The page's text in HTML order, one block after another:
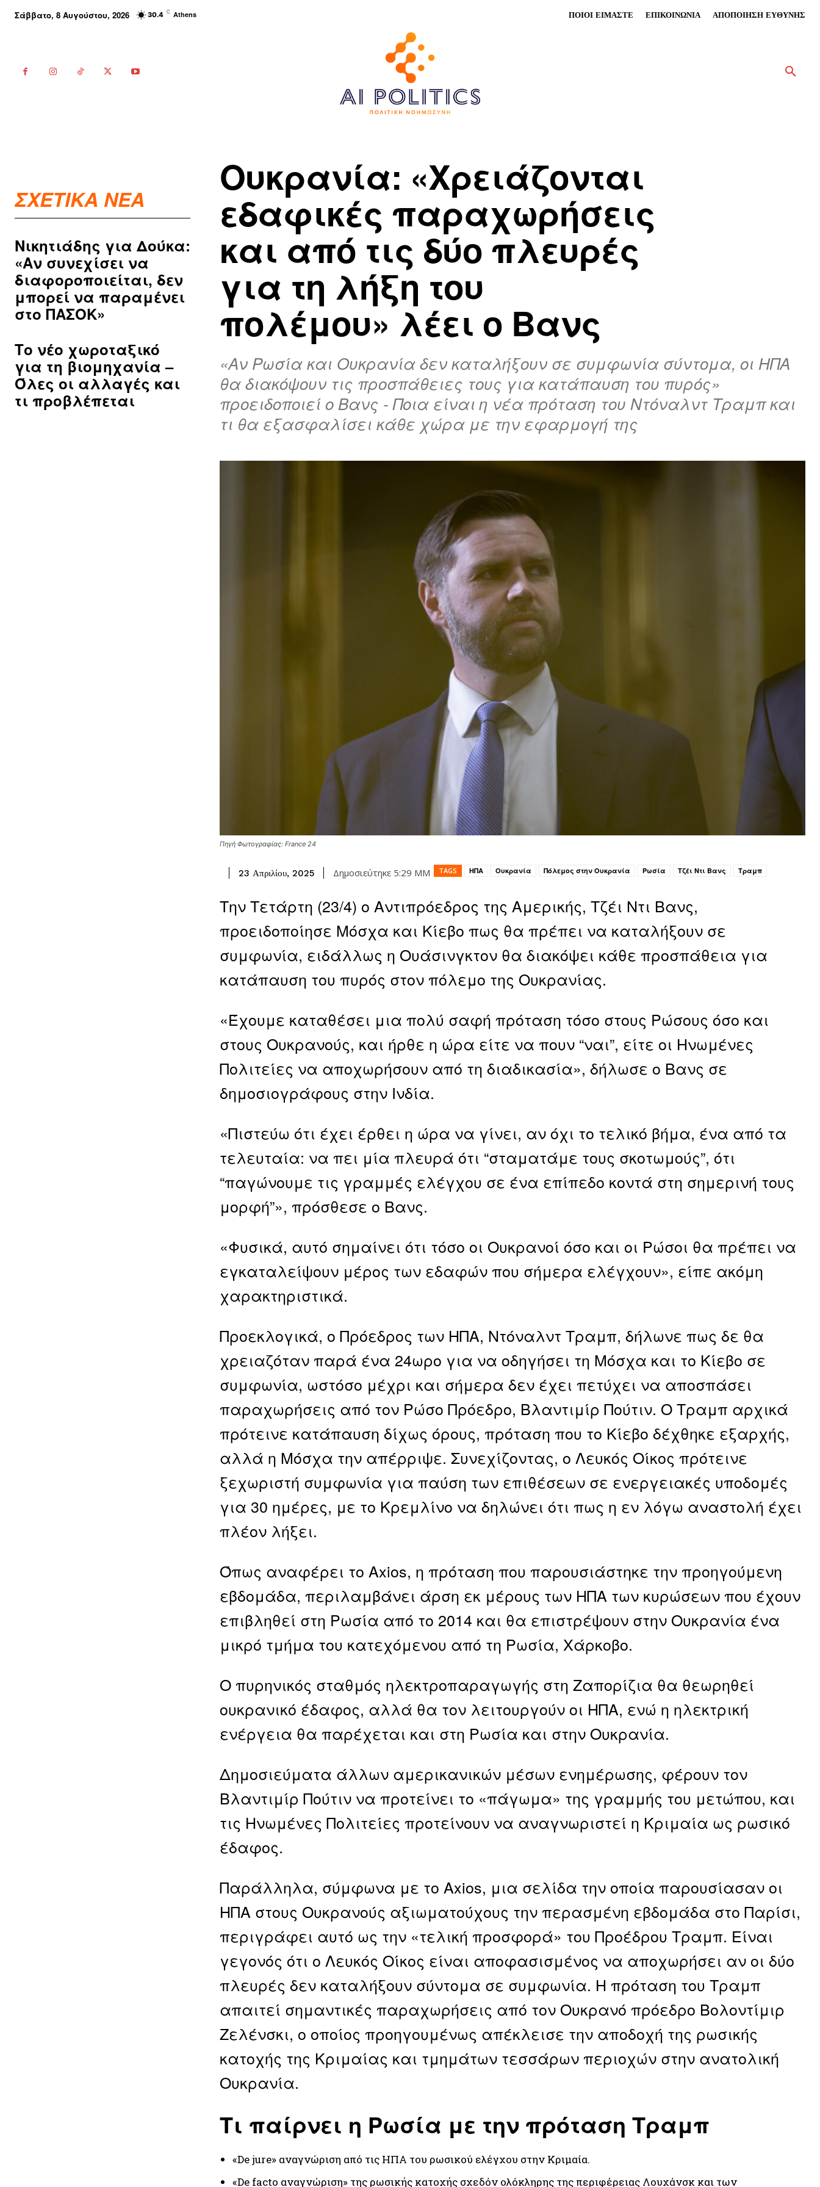
Σάββατο, 8 Αυγούστου, 2026 30.4 C Athens ΠΟΙΟΙ ΕΙΜΑΣΤΕ ΕΠΙΚΟΙΝΩΝΙΑ ΑΠΟΠΟΙΗΣΗ ΕΥΘΥΝΗΣ
ΣΧΕΤΙΚΑ ΝΕΑ
Νικητιάδης για Δούκα:
«Αν συνεχίσει να
διαφοροποιείται, δεν
μπορεί να παραμένει
στο ΠΑΣΟΚ»
Το νέο χωροταξικό
για τη βιομηχανία –
Όλες οι αλλαγές και
τι προβλέπεται
Ουκρανία: «Χρειάζονται
εδαφικές παραχωρήσεις
και από τις δύο πλευρές
για τη λήξη του
πολέμου» λέει ο Βανς
«Αν Ρωσία και Ουκρανία δεν καταλήξουν σε συμφωνία σύντομα, οι ΗΠΑ
θα διακόψουν τις προσπάθειες τους για κατάπαυση του πυρός»
προειδοποιεί ο Βανς - Ποια είναι η νέα πρόταση του Ντόναλντ Τραμπ και
τι θα εξασφαλίσει κάθε χώρα με την εφαρμογή της
Πηγή Φωτογραφίας: France 24
23 Απριλίου, 2025 Δημοσιεύτηκε 5:29 ΜΜ TAGS ΗΠΑ Ουκρανία Πόλεμος στην Ουκρανία Ρωσία Τζέι Ντι Βανς Τραμπ
Την Τετάρτη (23/4) ο Αντιπρόεδρος της Αμερικής, Τζέι Ντι Βανς,
προειδοποίησε Μόσχα και Κίεβο πως θα πρέπει να καταλήξουν σε
συμφωνία, ειδάλλως η Ουάσινγκτον θα διακόψει κάθε προσπάθεια για
κατάπαυση του πυρός στον πόλεμο της Ουκρανίας.
«Έχουμε καταθέσει μια πολύ σαφή πρόταση τόσο στους Ρώσους όσο και
στους Ουκρανούς, και ήρθε η ώρα είτε να πουν “ναι”, είτε οι Ηνωμένες
Πολιτείες να αποχωρήσουν από τη διαδικασία», δήλωσε ο Βανς σε
δημοσιογράφους στην Ινδία.
«Πιστεύω ότι έχει έρθει η ώρα να γίνει, αν όχι το τελικό βήμα, ένα από τα
τελευταία: να πει μία πλευρά ότι “σταματάμε τους σκοτωμούς”, ότι
“παγώνουμε τις γραμμές ελέγχου σε ένα επίπεδο κοντά στη σημερινή τους
μορφή”», πρόσθεσε ο Βανς.
«Φυσικά, αυτό σημαίνει ότι τόσο οι Ουκρανοί όσο και οι Ρώσοι θα πρέπει να
εγκαταλείψουν μέρος των εδαφών που σήμερα ελέγχουν», είπε ακόμη
χαρακτηριστικά.
Προεκλογικά, ο Πρόεδρος των ΗΠΑ, Ντόναλντ Τραμπ, δήλωνε πως δε θα
χρειαζόταν παρά ένα 24ωρο για να οδηγήσει τη Μόσχα και το Κίεβο σε
συμφωνία, ωστόσο μέχρι και σήμερα δεν έχει πετύχει να αποσπάσει
παραχωρήσεις από τον Ρώσο Πρόεδρο, Βλαντιμίρ Πούτιν. Ο Τραμπ αρχικά
πρότεινε κατάπαυση δίχως όρους, πρόταση που το Κίεβο δέχθηκε εξαρχής,
αλλά η Μόσχα την απέρριψε. Συνεχίζοντας, ο Λευκός Οίκος πρότεινε
ξεχωριστή συμφωνία για παύση των επιθέσεων σε ενεργειακές υποδομές
για 30 ημέρες, με το Κρεμλίνο να δηλώνει ότι πως η εν λόγω αναστολή έχει
πλέον λήξει.
Όπως αναφέρει το Axios, η πρόταση που παρουσιάστηκε την προηγούμενη
εβδομάδα, περιλαμβάνει άρση εκ μέρους των ΗΠΑ των κυρώσεων που έχουν
επιβληθεί στη Ρωσία από το 2014 και θα επιστρέψουν στην Ουκρανία ένα
μικρό τμήμα του κατεχόμενου από τη Ρωσία, Χάρκοβο.
Ο πυρηνικός σταθμός ηλεκτροπαραγωγής στη Ζαπορίζια θα θεωρηθεί
ουκρανικό έδαφος, αλλά θα τον λειτουργούν οι ΗΠΑ, ενώ η ηλεκτρική
ενέργεια θα παρέχεται και στη Ρωσία και στην Ουκρανία.
Δημοσιεύματα άλλων αμερικανικών μέσων ενημέρωσης, φέρουν τον
Βλαντιμίρ Πούτιν να προτείνει το «πάγωμα» της γραμμής του μετώπου, και
τις Ηνωμένες Πολιτείες προτείνουν να αναγνωριστεί η Κριμαία ως ρωσικό
έδαφος.
Παράλληλα, σύμφωνα με το Axios, μια σελίδα την οποία παρουσίασαν οι
ΗΠΑ στους Ουκρανούς αξιωματούχους την περασμένη εβδομάδα στο Παρίσι,
περιγράφει αυτό ως την «τελική προσφορά» του Προέδρου Τραμπ. Είναι
γεγονός ότι ο Λευκός Οίκος είναι αποφασισμένος να αποχωρήσει αν οι δύο
πλευρές δεν καταλήξουν σύντομα σε συμφωνία. Η πρόταση του Τραμπ
απαιτεί σημαντικές παραχωρήσεις από τον Ουκρανό πρόεδρο Βολοντίμιρ
Ζελένσκι, ο οποίος προηγουμένως απέκλεισε την αποδοχή της ρωσικής
κατοχής της Κριμαίας και τμημάτων τεσσάρων περιοχών στην ανατολική
Ουκρανία.
Τι παίρνει η Ρωσία με την πρόταση Τραμπ
«De jure» αναγνώριση από τις ΗΠΑ του ρωσικού ελέγχου στην Κριμαία.
«De facto αναγνώριση» της ρωσικής κατοχής σχεδόν ολόκληρης της περιφέρειας Λουχάνσκ και των